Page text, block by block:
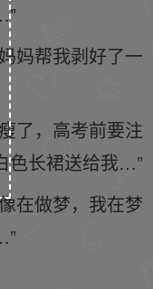
妈帮我剥好了一
了，高考前要注
色长裙送给我…”
在做梦，我在梦